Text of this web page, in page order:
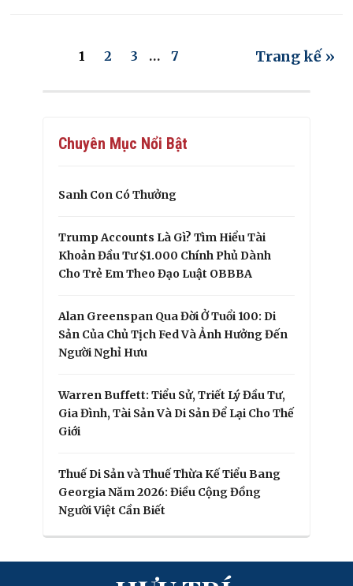
1 2 3 … 7 Trang kế »
Chuyên Mục Nổi Bật
Sanh Con Có Thưởng
Trump Accounts Là Gì? Tìm Hiểu Tài
Khoản Đầu Tư $1.000 Chính Phủ Dành
Cho Trẻ Em Theo Đạo Luật OBBBA
Alan Greenspan Qua Đời Ở Tuổi 100: Di
Sản Của Chủ Tịch Fed Và Ảnh Hưởng Đến
Người Nghỉ Hưu
Warren Buffett: Tiểu Sử, Triết Lý Đầu Tư,
Gia Đình, Tài Sản Và Di Sản Để Lại Cho Thế
Giới
Thuế Di Sản và Thuế Thừa Kế Tiểu Bang
Georgia Năm 2026: Điều Cộng Đồng
Người Việt Cần Biết